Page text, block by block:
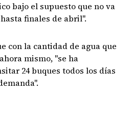
bajo el supuesto que no va
finales de abril".
con la cantidad de agua que
mismo, "se ha
24 buques todos los días